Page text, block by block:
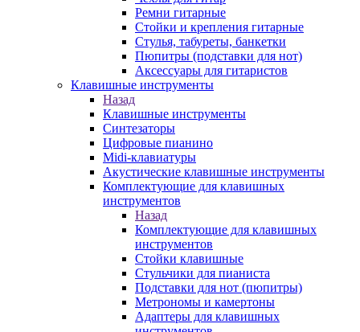
Ремни гитарные
Стойки и крепления гитарные
Стулья, табуреты, банкетки
Пюпитры (подставки для нот)
Аксессуары для гитаристов
Клавишные инструменты
Назад
Клавишные инструменты
Синтезаторы
Цифровые пианино
Midi-клавиатуры
Акустические клавишные инструменты
Комплектующие для клавишных
инструментов
Назад
Комплектующие для клавишных
инструментов
Стойки клавишные
Стульчики для пианиста
Подставки для нот (пюпитры)
Метрономы и камертоны
Адаптеры для клавишных